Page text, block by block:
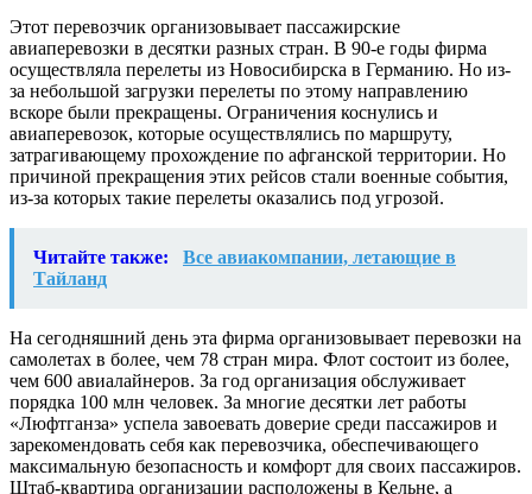
Этот перевозчик организовывает пассажирские
авиаперевозки в десятки разных стран. В 90-е годы фирма
осуществляла перелеты из Новосибирска в Германию. Но из-
за небольшой загрузки перелеты по этому направлению
вскоре были прекращены. Ограничения коснулись и
авиаперевозок, которые осуществлялись по маршруту,
затрагивающему прохождение по афганской территории. Но
причиной прекращения этих рейсов стали военные события,
из-за которых такие перелеты оказались под угрозой.
Читайте также:
Все авиакомпании, летающие в
Тайланд
На сегодняшний день эта фирма организовывает перевозки на
самолетах в более, чем 78 стран мира. Флот состоит из более,
чем 600 авиалайнеров. За год организация обслуживает
порядка 100 млн человек. За многие десятки лет работы
«Люфтганза» успела завоевать доверие среди пассажиров и
зарекомендовать себя как перевозчика, обеспечивающего
максимальную безопасность и комфорт для своих пассажиров.
Штаб-квартира организации расположены в Кельне, а